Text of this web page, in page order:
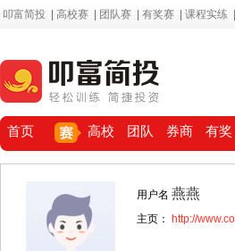
叩富简投 高校赛 团队赛 有奖赛 课程实练
首页 高校 团队 券商 有奖
用户名 燕燕
主页： http://